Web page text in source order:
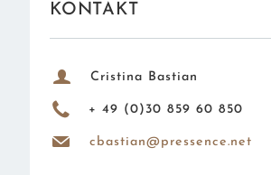
KONTAKT
u Cristina Bastian
Y + 49 (0)30 859 60 850
h cbastian@pressence.net